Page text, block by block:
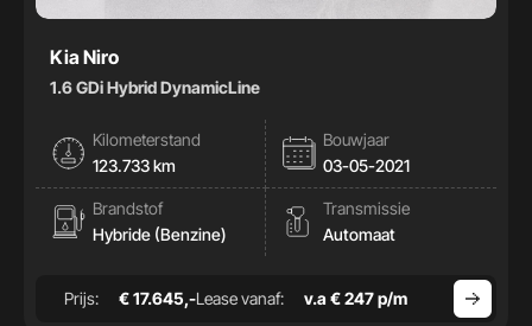
Kia Niro
1.6 GDi Hybrid DynamicLine
Kilometerstand
123.733 km
Bouwjaar
03-05-2021
Brandstof
Hybride (Benzine)
Transmissie
Automaat
Prijs: € 17.645,-Lease vanaf: v.a € 247 p/m